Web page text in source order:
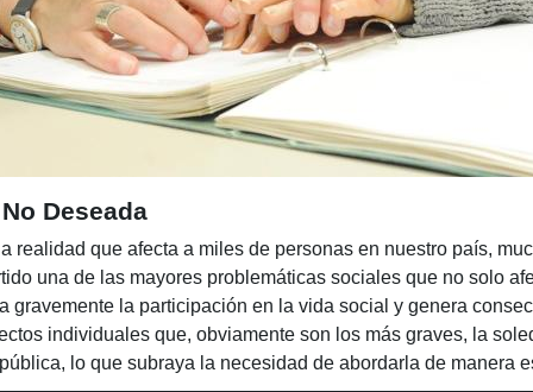
Deseada
realidad que afecta a miles de personas en nuestro país,
una de las mayores problemáticas sociales que no solo
gravemente la participación en la vida social y genera
individuales que, obviamente son los más graves, la
lo que subraya la necesidad de abordarla de manera